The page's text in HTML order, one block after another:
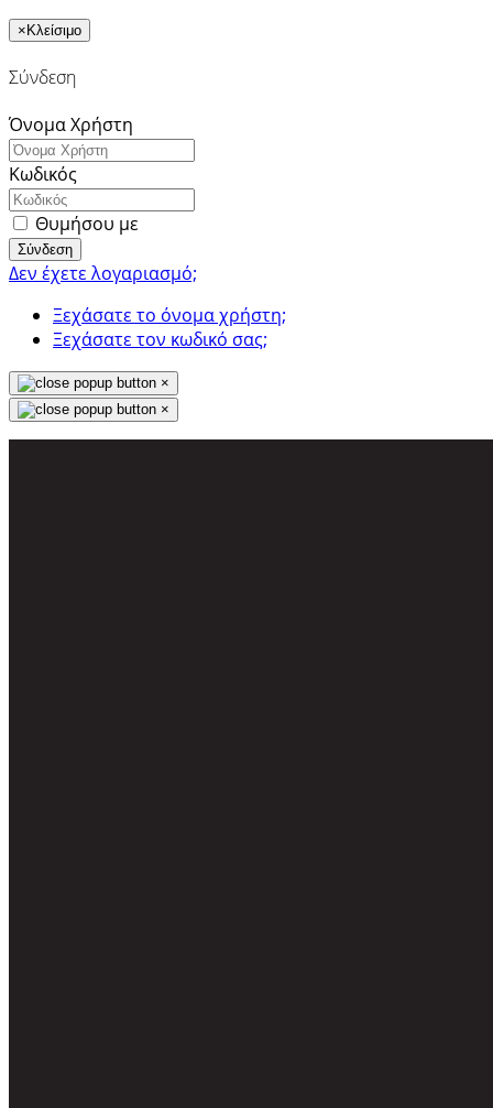
×Κλείσιμο
Σύνδεση
Όνομα Χρήστη
Κωδικός
Θυμήσου με
Σύνδεση
Δεν έχετε λογαριασμό;
Ξεχάσατε το όνομα χρήστη;
Ξεχάσατε τον κωδικό σας;
×
×